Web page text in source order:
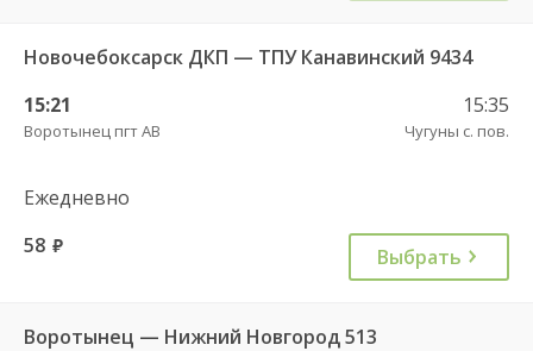
Новочебоксарск ДКП — ТПУ Канавинский 9434
15:21
Воротынец пгт АВ
15:35
Чугуны с. пов.
Ежедневно
58 руб. Выбрать
Воротынец — Нижний Новгород 513